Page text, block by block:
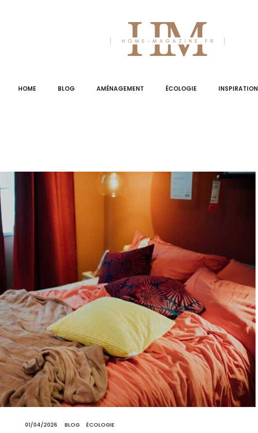
HOME BLOG AMÉNAGEMENT ÉCOLOGIE INSPIRATION
01/04/2026 BLOG ÉCOLOGIE